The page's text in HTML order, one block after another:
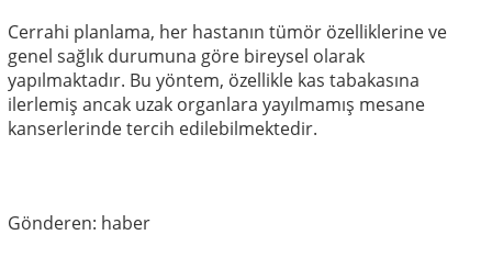
Cerrahi planlama, her hastanın tümör özelliklerine ve
genel sağlık durumuna göre bireysel olarak
yapılmaktadır. Bu yöntem, özellikle kas tabakasına
ilerlemiş ancak uzak organlara yayılmamış mesane
kanserlerinde tercih edilebilmektedir.
Gönderen: haber